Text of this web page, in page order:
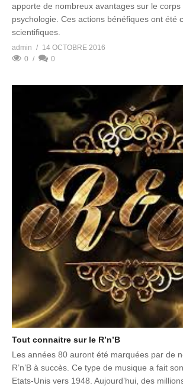
apporte de nombreux avantages sur le
psychologie. Ces actions bénéfiques ont été
scientifiques.
admin
14 OCTOBRE 2016
0
0
Tout connaitre sur le R’n’B
Les années 80 auront été marquées par de
R’n’B à succès. Ce type de musique a fait
Etats-Unis vers 1948. Aujourd’hui, des